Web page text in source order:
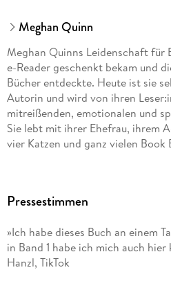
Meghan Quinn
Meghan Quinns Leidenschaft für
e-Reader geschenkt bekam und
Bücher entdeckte. Heute ist sie
Autorin und wird von ihren
mitreißenden, emotionalen und
Sie lebt mit ihrer Ehefrau, ihrem
vier Katzen und ganz vielen
Pressestimmen
»Ich habe dieses Buch an einem
in Band 1 habe ich mich auch
Hanzl, TikTok